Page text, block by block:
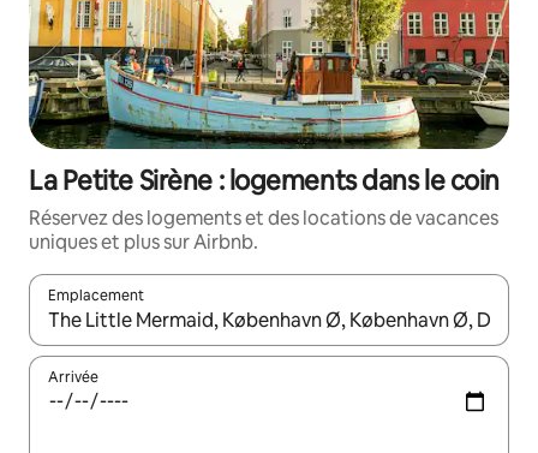
La Petite Sirène : logements dans le coin
Réservez des logements et des locations de vacances
uniques et plus sur Airbnb.
Emplacement
Quand les résultats sont affichés, parcourez-les en utilisant
Arrivée